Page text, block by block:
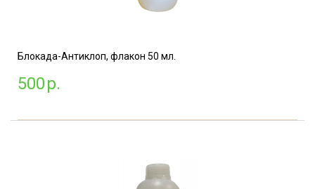
Блокада-Антиклоп, флакон 50 мл.
500р.